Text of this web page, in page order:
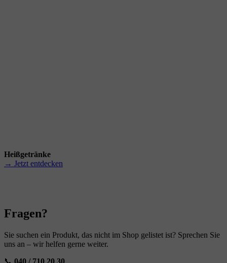
Heißgetränke
→ Jetzt entdecken
Fragen?
Sie suchen ein Produkt, das nicht im Shop gelistet ist? Sprechen Sie
uns an – wir helfen gerne weiter.
📞 040 / 710 20 30